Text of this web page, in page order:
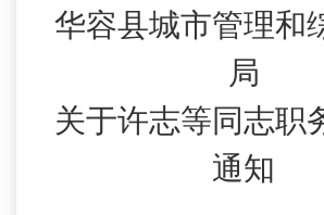
华容县城市管理和
局
关于许志等同志职
通知